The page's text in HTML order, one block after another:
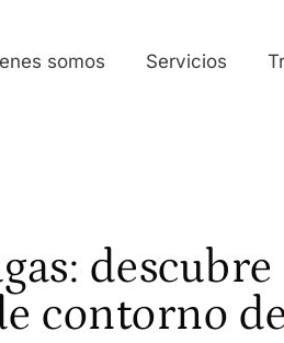
somos Servicios
descubre
contorno de